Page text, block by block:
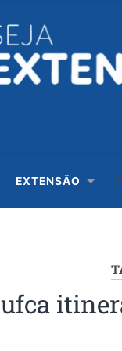
EXTENSÃO
ufca